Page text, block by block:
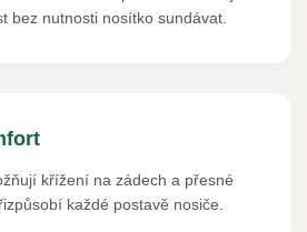
bez nutnosti nosítko sundávat.
křížení na zádech a přesné
každé postavě nosiče.